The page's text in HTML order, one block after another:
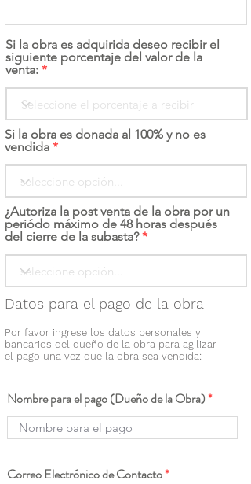
Si la obra es adquirida deseo recibir el
siguiente porcentaje del valor de la
venta:
Si la obra es donada al 100% y no es
vendida
¿Autoriza la post venta de la obra por un
periódo máximo de 48 horas después
del cierre de la subasta?
Datos para el pago de la obra
Por favor ingrese los datos personales y
bancarios del dueño de la obra para agilizar
el pago una vez que la obra sea vendida:
Nombre para el pago (Dueño de la Obra)
Correo Electrónico de Contacto